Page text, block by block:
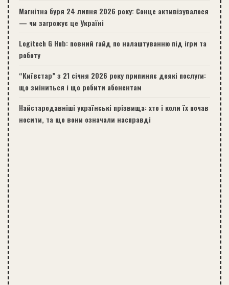
Магнітна буря 24 липня 2026 року: Сонце активізувалося
— чи загрожує це Україні
Logitech G Hub: повний гайд по налаштуванню під ігри та
роботу
“Київстар” з 21 січня 2026 року припиняє деякі послуги:
що зміниться і що робити абонентам
Найстародавніші українські прізвища: хто і коли їх почав
носити, та що вони означали насправді